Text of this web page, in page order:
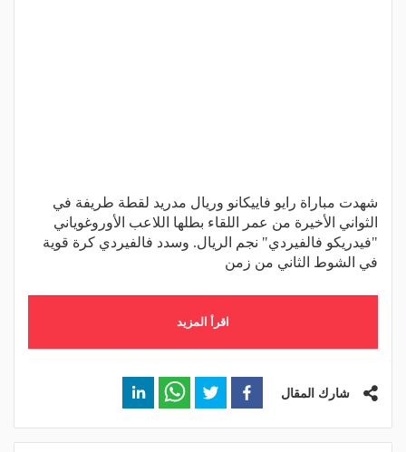
شهدت مباراة رايو فاييكانو وريال مدريد لقطة طريفة في
الثواني الأخيرة من عمر اللقاء بطلها اللاعب الأوروغوياني
"فيدريكو فالفيردي" نجم الريال. وسدد فالفيردي كرة قوية
في الشوط الثاني من زمن
اقرأ المزيد
شارك المقال